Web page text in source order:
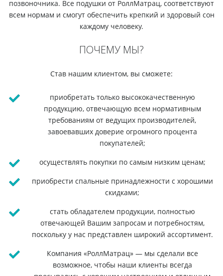
позвоночника. Все подушки от РоллМатрац, соответствуют
всем нормам и смогут обеспечить крепкий и здоровый сон
каждому человеку.
ПОЧЕМУ МЫ?
Став нашим клиентом, вы сможете:
приобретать только высококачественную
продукцию, отвечающую всем нормативным
требованиям от ведущих производителей,
завоевавших доверие огромного процента
покупателей;
осуществлять покупки по самым низким ценам;
приобрести спальные принадлежности с хорошими
скидками;
стать обладателем продукции, полностью
отвечающей Вашим запросам и потребностям,
поскольку у нас представлен широкий ассортимент.
Компания «РоллМатрац» — мы сделали все
возможное, чтобы наши клиенты всегда